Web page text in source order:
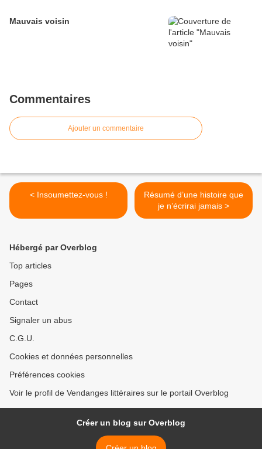
Mauvais voisin
Commentaires
Ajouter un commentaire
< Insoumettez-vous !
Résumé d’une histoire que
je n’écrirai jamais >
Hébergé par Overblog
Top articles
Pages
Contact
Signaler un abus
C.G.U.
Cookies et données personnelles
Préférences cookies
Voir le profil de Vendanges littéraires sur le portail Overblog
Créer un blog sur Overblog